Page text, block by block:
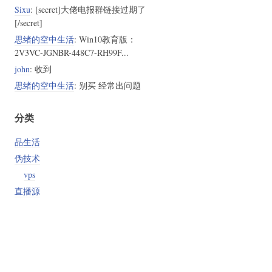
Sixu: [secret]大佬电报群链接过期了
[/secret]
思绪的空中生活: Win10教育版：
2V3VC-JGNBR-448C7-RH99F...
john: 收到
思绪的空中生活: 别买 经常出问题
分类
品生活
伪技术
vps
直播源